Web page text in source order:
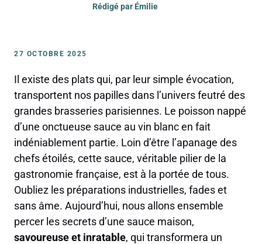
Rédigé par Émilie
27 OCTOBRE 2025
Il existe des plats qui, par leur simple évocation,
transportent nos papilles dans l’univers feutré des
grandes brasseries parisiennes. Le poisson nappé
d’une onctueuse sauce au vin blanc en fait
indéniablement partie. Loin d’être l’apanage des
chefs étoilés, cette sauce, véritable pilier de la
gastronomie française, est à la portée de tous.
Oubliez les préparations industrielles, fades et
sans âme. Aujourd’hui, nous allons ensemble
percer les secrets d’une sauce maison,
savoureuse et inratable, qui transformera un